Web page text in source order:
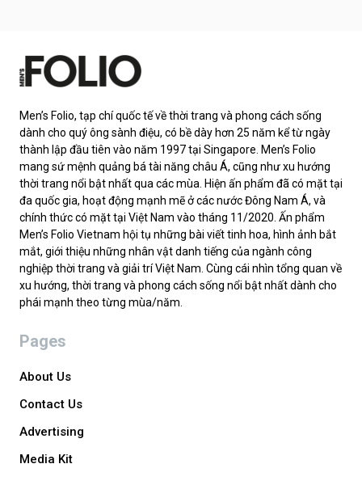
Men’s Folio, tạp chí quốc tế về thời trang và phong cách sống
dành cho quý ông sành điệu, có bề dày hơn 25 năm kể từ ngày
thành lập đầu tiên vào năm 1997 tại Singapore. Men’s Folio
mang sứ mệnh quảng bá tài năng châu Á, cũng như xu hướng
thời trang nổi bật nhất qua các mùa. Hiện ấn phẩm đã có mặt tại
đa quốc gia, hoạt động mạnh mẽ ở các nước Đông Nam Á, và
chính thức có mặt tại Việt Nam vào tháng 11/2020. Ấn phẩm
Men’s Folio Vietnam hội tụ những bài viết tinh hoa, hình ảnh bắt
mắt, giới thiệu những nhân vật danh tiếng của ngành công
nghiệp thời trang và giải trí Việt Nam. Cùng cái nhìn tổng quan về
xu hướng, thời trang và phong cách sống nổi bật nhất dành cho
phái mạnh theo từng mùa/năm.
Pages
About Us
Contact Us
Advertising
Media Kit